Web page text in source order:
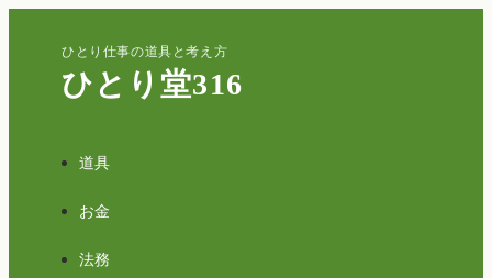
ひとり仕事の道具と考え方
ひとり堂316
道具
お金
法務